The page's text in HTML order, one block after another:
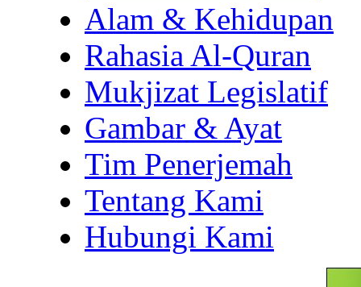
Alam & Kehidupan
Rahasia Al-Quran
Mukjizat Legislatif
Gambar & Ayat
Tim Penerjemah
Tentang Kami
Hubungi Kami